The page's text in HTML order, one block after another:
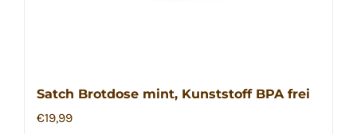
Satch Brotdose mint, Kunststoff BPA frei
€19,99